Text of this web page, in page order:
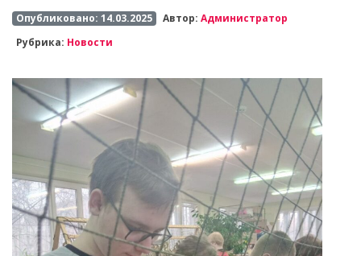
Опубликовано: 14.03.2025 Автор:Администратор
Рубрика: Новости